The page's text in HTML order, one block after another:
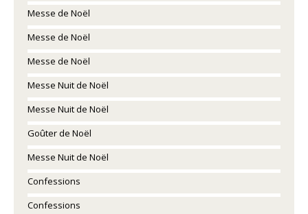
Messe de Noël
Messe de Noël
Messe de Noël
Messe Nuit de Noël
Messe Nuit de Noël
Goûter de Noël
Messe Nuit de Noël
Confessions
Confessions